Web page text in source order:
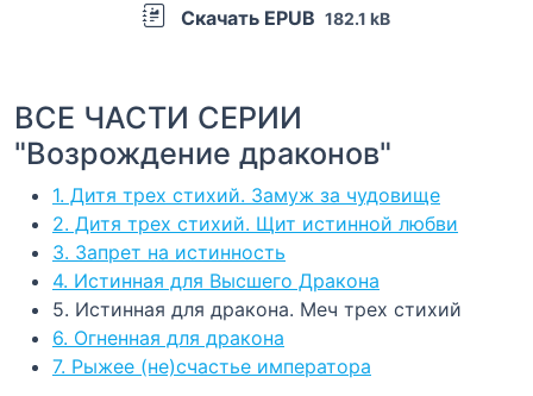
Скачать EPUB 182.1 kB
ВСЕ ЧАСТИ СЕРИИ
"Возрождение драконов"
1. Дитя трех стихий. Замуж за чудовище
2. Дитя трех стихий. Щит истинной любви
3. Запрет на истинность
4. Истинная для Высшего Дракона
5. Истинная для дракона. Меч трех стихий
6. Огненная для дракона
7. Рыжее (не)счастье императора